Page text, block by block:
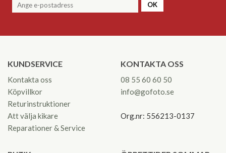
OK
KUNDSERVICE
Kontakta oss
Köpvillkor
Returinstruktioner
Att välja kikare
Reparationer & Service
KONTAKTA OSS
08 55 60 60 50
info@gofoto.se
Org.nr: 556213-0137